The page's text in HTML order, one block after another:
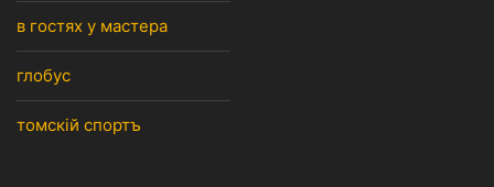
в гостях у мастера
глобус
томскiй спортъ